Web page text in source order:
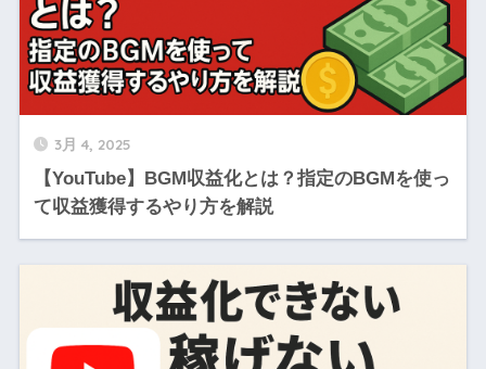
3月 4, 2025
【YouTube】BGM収益化とは？指定のBGMを使っ
て収益獲得するやり方を解説